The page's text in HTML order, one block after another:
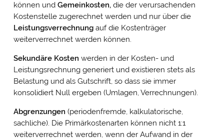
können und Gemeinkosten, die der verursachenden
Kostenstelle zugerechnet werden und nur über die
Leistungsverrechnung auf die Kostenträger
weiterverrechnet werden können.
Sekundäre Kosten werden in der Kosten- und
Leistungsrechnung generiert und existieren stets als
Belastung und als Gutschrift, so dass sie immer
konsolidiert Null ergeben (Umlagen, Verrechnungen).
Abgrenzungen (periodenfremde, kalkulatorische,
sachliche). Die Primärkostenarten können nicht 1:1
weiterverrechnet werden, wenn der Aufwand in der